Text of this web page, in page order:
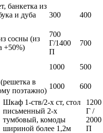
банкетка из
и дуба
300 400
сосны (из
+50%)
700
Г/1400
П
700
1000 500
в
поэтажно)
1000 600
Шкаф 1-ств/2-х ст, стол
письменный 2-х
тумбовый, комоды
шириной более 1,2м
1200
Г /
2000
П